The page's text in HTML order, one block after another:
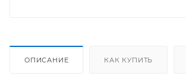
ОПИСАНИЕ КАК КУПИТЬ